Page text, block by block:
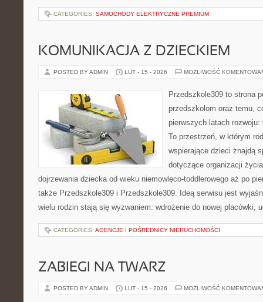
CATEGORIES: SAMOCHODY ELEKTRYCZNE PREMIUM
KOMUNIKACJA Z DZIECKIEM
POSTED BY ADMIN LUT - 15 - 2026 MOŻLIWOŚĆ
Przedszkole309 to strona
przedszkolom oraz temu,
pierwszych latach
To przestrzeń, w którym
wspierające dzieci znajdą
dotyczące organizacji
dojrzewania dziecka od wieku niemowlęco-toddlerowego aż po
także Przedszkole309 i Przedszkole309. Ideą serwisu jest
wielu rodzin stają się wyzwaniem: wdrożenie do nowej
CATEGORIES: AGENCJE I POŚREDNICY NIERUCHOMOŚCI
ZABIEGI NA TWARZ
POSTED BY ADMIN LUT - 15 - 2026 MOŻLIWOŚĆ